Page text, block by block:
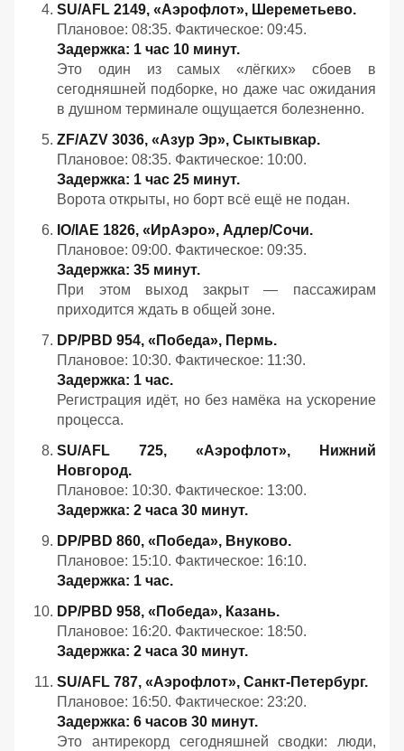
SU/AFL 2149, «Аэрофлот», Шереметьево.
Плановое: 08:35. Фактическое: 09:45.
Задержка: 1 час 10 минут.
Это один из самых «лёгких» сбоев в
сегодняшней подборке, но даже час ожидания
в душном терминале ощущается болезненно.
ZF/AZV 3036, «Азур Эр», Сыктывкар.
Плановое: 08:35. Фактическое: 10:00.
Задержка: 1 час 25 минут.
Ворота открыты, но борт всё ещё не подан.
IO/IAE 1826, «ИрАэро», Адлер/Сочи.
Плановое: 09:00. Фактическое: 09:35.
Задержка: 35 минут.
При этом выход закрыт — пассажирам
приходится ждать в общей зоне.
DP/PBD 954, «Победа», Пермь.
Плановое: 10:30. Фактическое: 11:30.
Задержка: 1 час.
Регистрация идёт, но без намёка на ускорение
процесса.
SU/AFL 725, «Аэрофлот», Нижний
Новгород.
Плановое: 10:30. Фактическое: 13:00.
Задержка: 2 часа 30 минут.
DP/PBD 860, «Победа», Внуково.
Плановое: 15:10. Фактическое: 16:10.
Задержка: 1 час.
DP/PBD 958, «Победа», Казань.
Плановое: 16:20. Фактическое: 18:50.
Задержка: 2 часа 30 минут.
SU/AFL 787, «Аэрофлот», Санкт‑Петербург.
Плановое: 16:50. Фактическое: 23:20.
Задержка: 6 часов 30 минут.
Это антирекорд сегодняшней сводки: люди,